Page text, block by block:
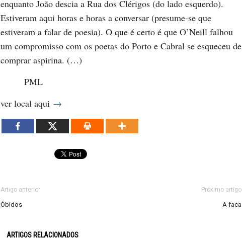
enquanto João descia a Rua dos Clérigos (do lado esquerdo).
Estiveram aqui horas e horas a conversar (presume-se que
estiveram a falar de poesia). O que é certo é que O’Neill falhou
um compromisso com os poetas do Porto e Cabral se esqueceu de
comprar aspirina. (…)
PML
ver local aqui →
Artigo anterior
Óbidos
Próximo artigo
A faca
ARTIGOS RELACIONADOS